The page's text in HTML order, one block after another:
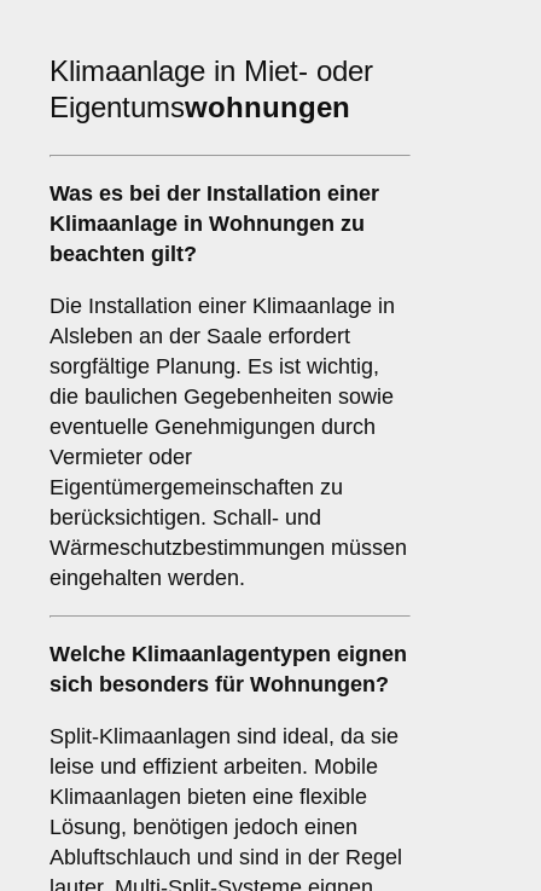
Klimaanlage in Miet- oder
Eigentumswohnungen
Was es bei der Installation einer
Klimaanlage in Wohnungen zu
beachten gilt?
Die Installation einer Klimaanlage in
Alsleben an der Saale erfordert
sorgfältige Planung. Es ist wichtig,
die baulichen Gegebenheiten sowie
eventuelle Genehmigungen durch
Vermieter oder
Eigentümergemeinschaften zu
berücksichtigen. Schall- und
Wärmeschutzbestimmungen müssen
eingehalten werden.
Welche Klimaanlagentypen eignen
sich besonders für Wohnungen?
Split-Klimaanlagen sind ideal, da sie
leise und effizient arbeiten. Mobile
Klimaanlagen bieten eine flexible
Lösung, benötigen jedoch einen
Abluftschlauch und sind in der Regel